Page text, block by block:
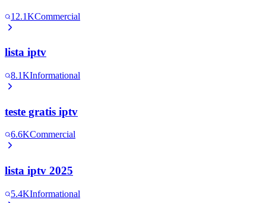
12.1KCommercial
lista iptv
8.1KInformational
teste gratis iptv
6.6KCommercial
lista iptv 2025
5.4KInformational